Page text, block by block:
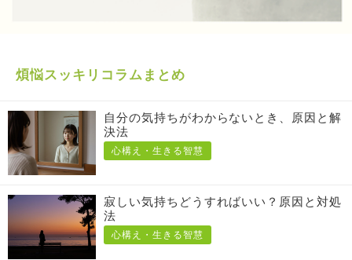
煩悩スッキリコラムまとめ
自分の気持ちがわからないとき、原因と解
決法
心構え・生きる智慧
寂しい気持ちどうすればいい？原因と対処
法
心構え・生きる智慧